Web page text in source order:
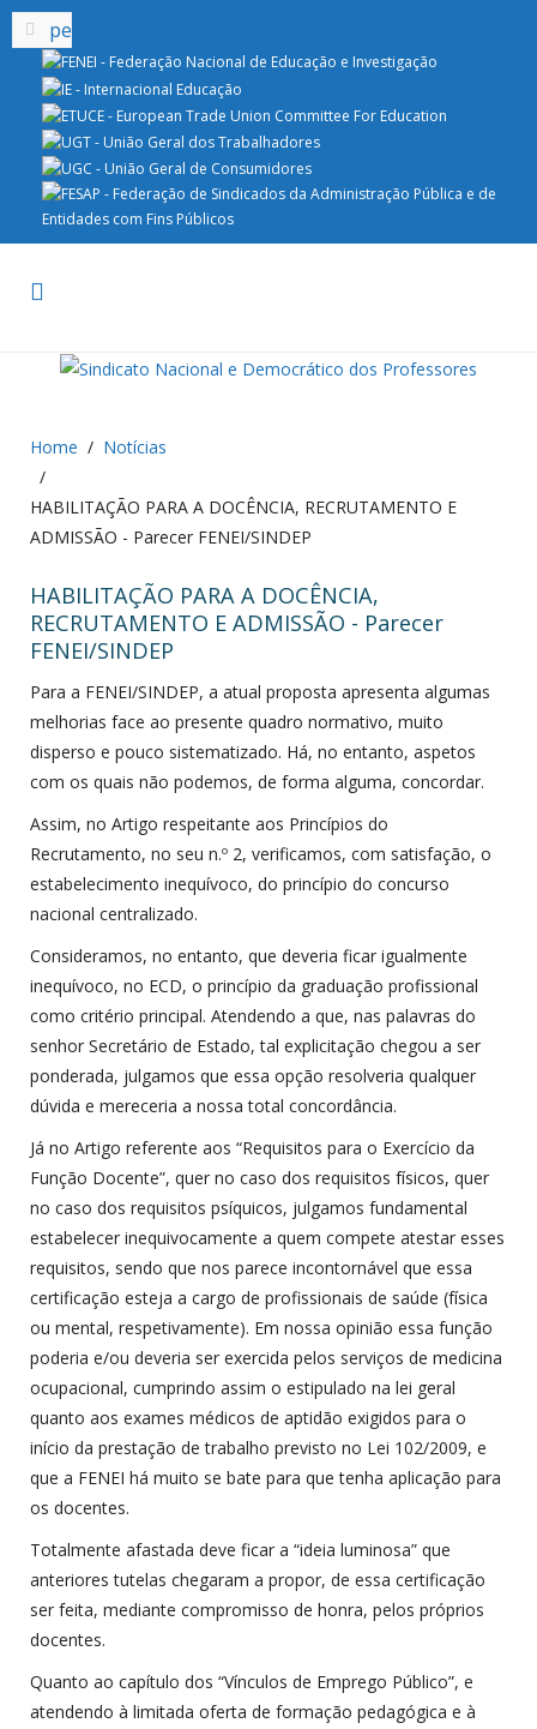
Home Notícias
HABILITAÇÃO PARA A DOCÊNCIA, RECRUTAMENTO E
ADMISSÃO - Parecer FENEI/SINDEP
HABILITAÇÃO PARA A DOCÊNCIA,
RECRUTAMENTO E ADMISSÃO - Parecer
FENEI/SINDEP
Para a FENEI/SINDEP, a atual proposta apresenta algumas
melhorias face ao presente quadro normativo, muito
disperso e pouco sistematizado. Há, no entanto, aspetos
com os quais não podemos, de forma alguma, concordar.
Assim, no Artigo respeitante aos Princípios do
Recrutamento, no seu n.º 2, verificamos, com satisfação, o
estabelecimento inequívoco, do princípio do concurso
nacional centralizado.
Consideramos, no entanto, que deveria ficar igualmente
inequívoco, no ECD, o princípio da graduação profissional
como critério principal. Atendendo a que, nas palavras do
senhor Secretário de Estado, tal explicitação chegou a ser
ponderada, julgamos que essa opção resolveria qualquer
dúvida e mereceria a nossa total concordância.
Já no Artigo referente aos “Requisitos para o Exercício da
Função Docente”, quer no caso dos requisitos físicos, quer
no caso dos requisitos psíquicos, julgamos fundamental
estabelecer inequivocamente a quem compete atestar esses
requisitos, sendo que nos parece incontornável que essa
certificação esteja a cargo de profissionais de saúde (física
ou mental, respetivamente). Em nossa opinião essa função
poderia e/ou deveria ser exercida pelos serviços de medicina
ocupacional, cumprindo assim o estipulado na lei geral
quanto aos exames médicos de aptidão exigidos para o
início da prestação de trabalho previsto no Lei 102/2009, e
que a FENEI há muito se bate para que tenha aplicação para
os docentes.
Totalmente afastada deve ficar a “ideia luminosa” que
anteriores tutelas chegaram a propor, de essa certificação
ser feita, mediante compromisso de honra, pelos próprios
docentes.
Quanto ao capítulo dos “Vínculos de Emprego Público”, e
atendendo à limitada oferta de formação pedagógica e à